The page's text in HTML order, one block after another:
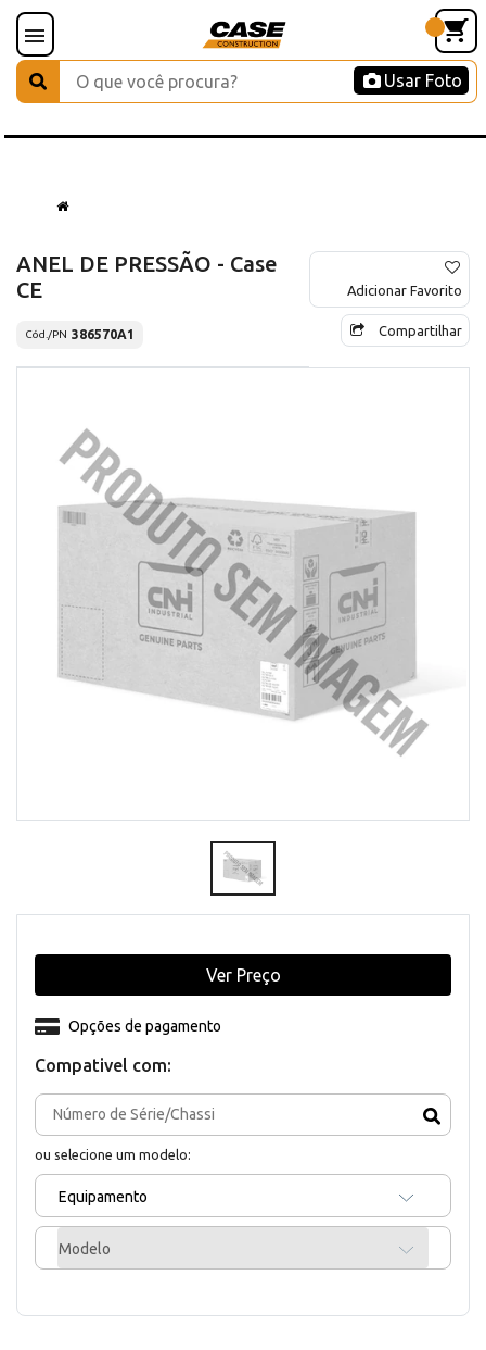
Usar Foto
ANEL DE PRESSÃO - Case
CE
Cód./PN 386570A1
Adicionar Favorito
Compartilhar
Compativel com:
ou selecione um modelo:
Equipamento
Modelo
Opções de pagamento
Ver Preço